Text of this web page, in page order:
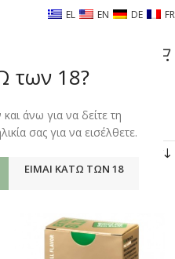
των 18?
άνω για να δείτε τη
σας για να εισέλθετε.
ΕΊΜΑΙ ΚΆΤΩ ΤΩΝ 18
EL EN DE FR
MM EXTRA SLIM”